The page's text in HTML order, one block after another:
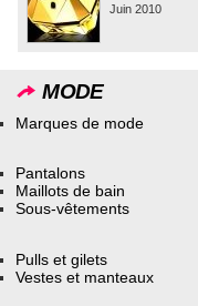
Juin 2010
MODE
Marques de mode
Pantalons
Maillots de bain
Sous-vêtements
Pulls et gilets
Vestes et manteaux